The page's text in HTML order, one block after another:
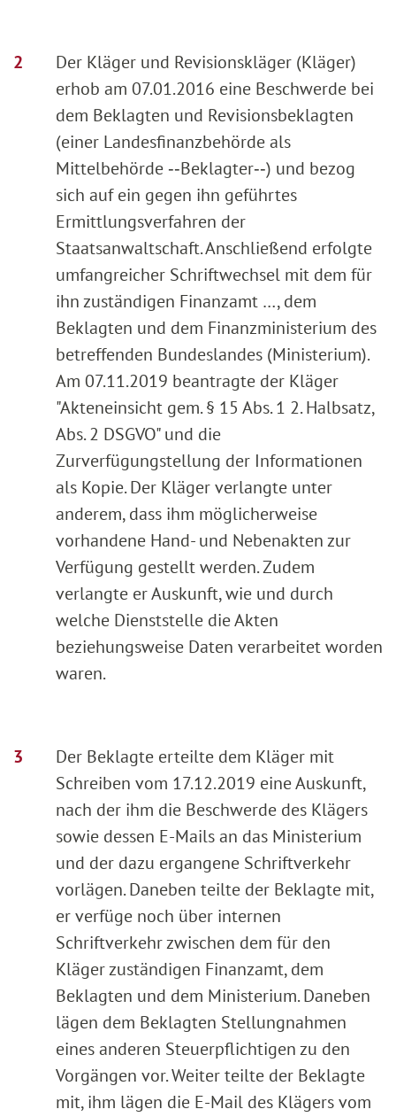
Der Kläger und Revisionskläger (Kläger)
erhob am 07.01.2016 eine Beschwerde bei
dem Beklagten und Revisionsbeklagten
(einer Landesfinanzbehörde als
Mittelbehörde ‑‑Beklagter‑‑) und bezog
sich auf ein gegen ihn geführtes
Ermittlungsverfahren der
Staatsanwaltschaft. Anschließend erfolgte
umfangreicher Schriftwechsel mit dem für
ihn zuständigen Finanzamt …, dem
Beklagten und dem Finanzministerium des
betreffenden Bundeslandes (Ministerium).
Am 07.11.2019 beantragte der Kläger
"Akteneinsicht gem. § 15 Abs. 1 2. Halbsatz,
Abs. 2 DSGVO" und die
Zurverfügungstellung der Informationen
als Kopie. Der Kläger verlangte unter
anderem, dass ihm möglicherweise
vorhandene Hand- und Nebenakten zur
Verfügung gestellt werden. Zudem
verlangte er Auskunft, wie und durch
welche Dienststelle die Akten
beziehungsweise Daten verarbeitet worden
waren.
Der Beklagte erteilte dem Kläger mit
Schreiben vom 17.12.2019 eine Auskunft,
nach der ihm die Beschwerde des Klägers
sowie dessen E-Mails an das Ministerium
und der dazu ergangene Schriftverkehr
vorlägen. Daneben teilte der Beklagte mit,
er verfüge noch über internen
Schriftverkehr zwischen dem für den
Kläger zuständigen Finanzamt, dem
Beklagten und dem Ministerium. Daneben
lägen dem Beklagten Stellungnahmen
eines anderen Steuerpflichtigen zu den
Vorgängen vor. Weiter teilte der Beklagte
mit, ihm lägen die E-Mail des Klägers vom